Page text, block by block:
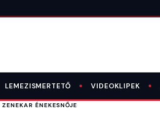
LEMEZISMERTETŐ VIDEOKLIPEK
ÉNEKESNŐJE